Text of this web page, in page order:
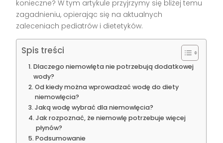
konieczne? W tym artykule przyjrzymy się bliżej temu
zagadnieniu, opierając się na aktualnych
zaleceniach pediatrów i dietetyków.
Spis treści
Dlaczego niemowlęta nie potrzebują dodatkowej
wody?
Od kiedy można wprowadzać wodę do diety
niemowlęcia?
Jaką wodę wybrać dla niemowlęcia?
Jak rozpoznać, że niemowlę potrzebuje więcej
płynów?
Podsumowanie